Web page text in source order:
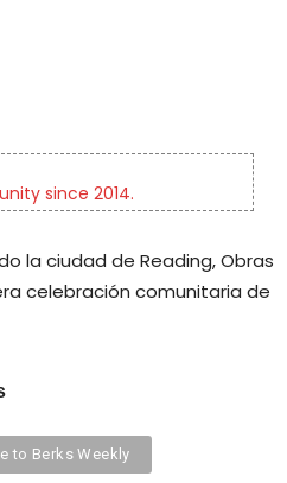
since 2014.
la ciudad de Reading, Obras
celebración comunitaria de